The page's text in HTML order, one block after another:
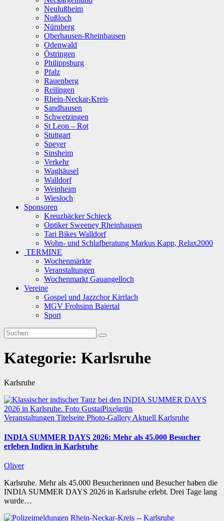
Neulußheim
Nußloch
Nürnberg
Oberhausen-Rheinhausen
Odenwald
Östringen
Philippsburg
Pfalz
Rauenberg
Reilingen
Rhein-Neckar-Kreis
Sandhausen
Schwetzingen
St Leon – Rot
Stuttgart
Speyer
Sinsheim
Verkehr
Waghäusel
Walldorf
Weinheim
Wiesloch
Sponsoren
Kreuzbäcker Schieck
Optiker Sweeney Rheinhausen
Tari Bikes Walldorf
Wohn- und Schlafberatung Markus Kapp, Relax2000
TERMINE
Wochenmärkte
Veranstaltungen
Wochenmarkt Gauangelloch
Vereine
Gospel und Jazzchor Kirrlach
MGV Frohsinn Baiertal
Sport
Kategorie: Karlsruhe
Karlsruhe
Veranstaltungen Titelseite Photo-Gallery Aktuell Karlsruhe
INDIA SUMMER DAYS 2026: Mehr als 45.000 Besucher
erleben Indien in Karlsruhe
Oliver
Karlsruhe. Mehr als 45.000 Besucherinnen und Besucher haben die
INDIA SUMMER DAYS 2026 in Karlsruhe erlebt. Drei Tage lang
wurde…